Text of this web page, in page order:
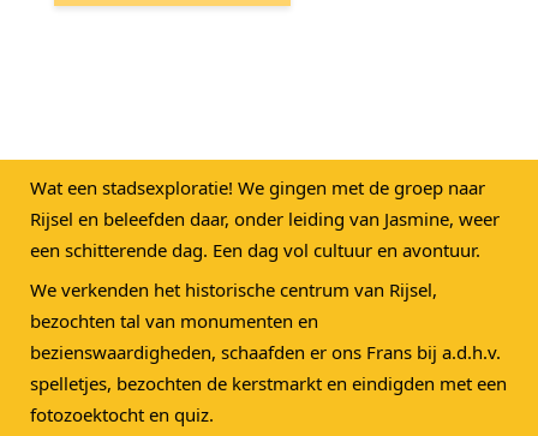
Wat een stadsexploratie! We gingen met de groep naar
Rijsel en beleefden daar, onder leiding van Jasmine, weer
een schitterende dag. Een dag vol cultuur en avontuur.
We verkenden het historische centrum van Rijsel,
bezochten tal van monumenten en
bezienswaardigheden, schaafden er ons Frans bij a.d.h.v.
spelletjes, bezochten de kerstmarkt en eindigden met een
fotozoektocht en quiz.